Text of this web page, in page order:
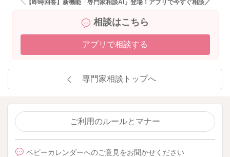
＼【即時回答】新機能「専門家相談AI」登場！アプリで今すぐ相談／
相談はこちら
アプリで相談する
専門家相談トップへ
ご利用のルールとマナー
ベビーカレンダーへのご意見をお聞かせください